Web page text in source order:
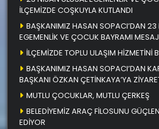
İLÇEMİZDE COŞKUYLA KUTLANDI
BAŞKANIMIZ HASAN SOPACI’DAN 23
EGEMENLİK VE ÇOCUK BAYRAMI
İLÇEMİZDE TOPLU ULAŞIM HİZMETİNİ
BAŞKANIMIZ HASAN SOPACI’DAN
BAŞKANI ÖZKAN ÇETİNKAYA’YA
MUTLU ÇOCUKLAR, MUTLU ÇERKEŞ
BELEDİYEMİZ ARAÇ FİLOSUNU
EDİYOR